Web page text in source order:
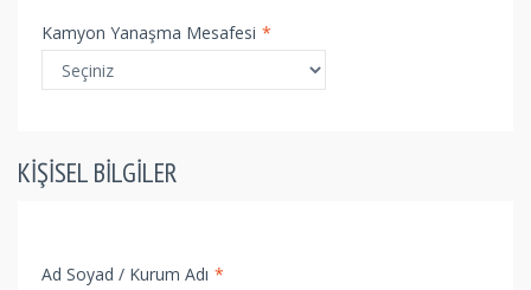
Kamyon Yanaşma Mesafesi *
KIŞISEL BILGILER
Ad Soyad / Kurum Adı *